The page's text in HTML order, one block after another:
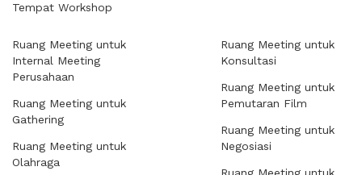
Tempat Workshop
Ruang Meeting untuk
Internal Meeting
Perusahaan
Ruang Meeting untuk
Gathering
Ruang Meeting untuk
Olahraga
Ruang Meeting untuk
Konsultasi
Ruang Meeting untuk
Pemutaran Film
Ruang Meeting untuk
Negosiasi